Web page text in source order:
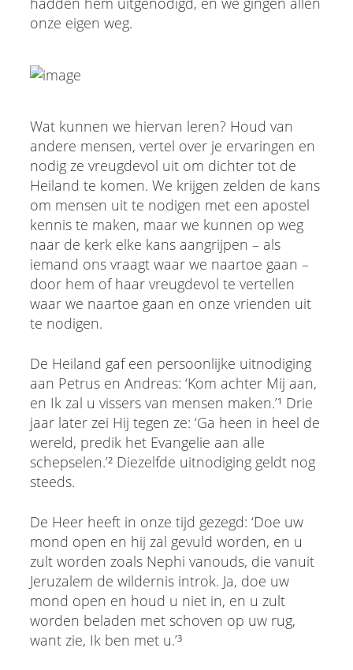
onze eigen weg.
Wat kunnen we hiervan leren? Houd van
andere mensen, vertel over je ervaringen en
nodig ze vreugdevol uit om dichter tot de
Heiland te komen. We krijgen zelden de kans
om mensen uit te nodigen met een apostel
kennis te maken, maar we kunnen op weg
naar de kerk elke kans aangrijpen – als
iemand ons vraagt waar we naartoe gaan –
door hem of haar vreugdevol te vertellen
waar we naartoe gaan en onze vrienden uit
te nodigen.
De Heiland gaf een persoonlijke uitnodiging
aan Petrus en Andreas: ‘Kom achter Mij aan,
en Ik zal u vissers van mensen maken.’¹ Drie
jaar later zei Hij tegen ze: ‘Ga heen in heel de
wereld, predik het Evangelie aan alle
schepselen.’² Diezelfde uitnodiging geldt nog
steeds.
De Heer heeft in onze tijd gezegd: ‘Doe uw
mond open en hij zal gevuld worden, en u
zult worden zoals Nephi vanouds, die vanuit
Jeruzalem de wildernis introk. Ja, doe uw
mond open en houd u niet in, en u zult
worden beladen met schoven op uw rug,
want zie, Ik ben met u.’³